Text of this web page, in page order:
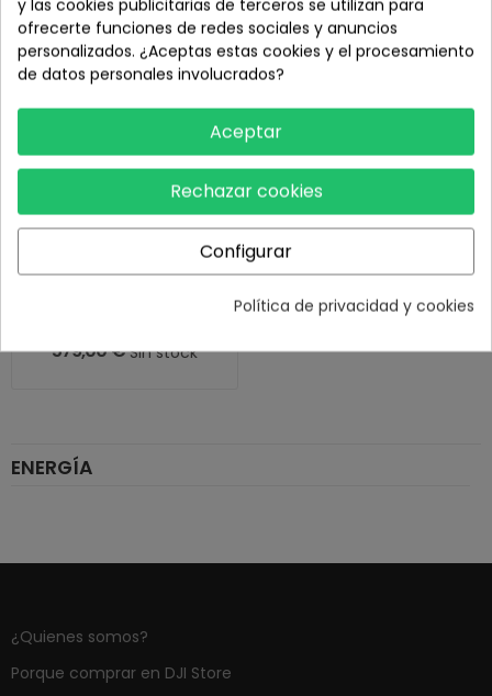
ENERGÍA
Nuevo Agotado
Estación de energía portátil
579,00 €Sin stock
¿Quienes somos?
Porque comprar en DJI Store
y las cookies publicitarias de terceros se utilizan para
ofrecerte funciones de redes sociales y anuncios
personalizados. ¿Aceptas estas cookies y el procesamiento
de datos personales involucrados?
Aceptar
Rechazar cookies
Configurar
Política de privacidad y cookies